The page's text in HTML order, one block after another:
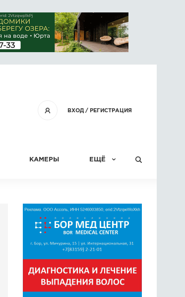
ВХОД/ РЕГИСТРАЦИЯ
КАМЕРЫ ЕЩЁ
СТАТЬИ
ПРЕДЛОЖИТЬ НОВОСТЬ
ФОТО